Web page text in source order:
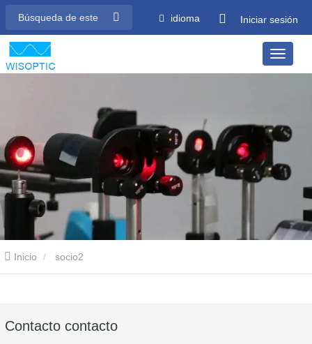
idioma Iniciar sesión
Inicio socio2
Contacto contacto